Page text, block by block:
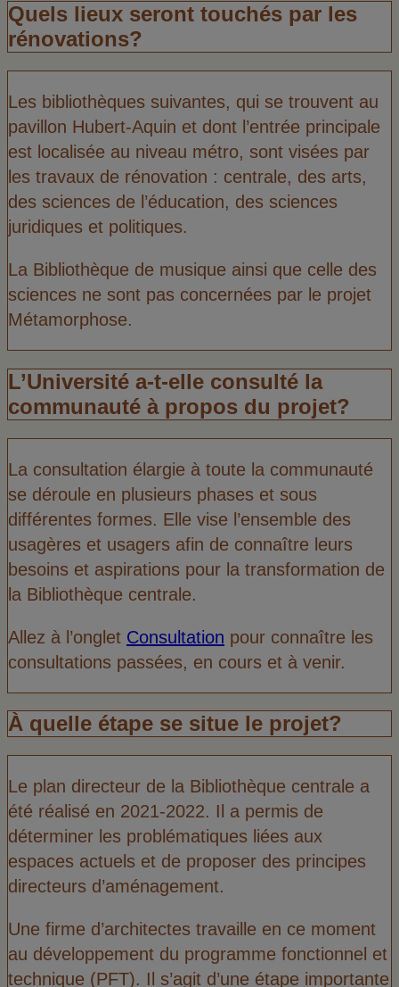
Quels lieux seront touchés par les
rénovations?
Les bibliothèques suivantes, qui se trouvent au
pavillon Hubert-Aquin et dont l’entrée principale
est localisée au niveau métro, sont visées par
les travaux de rénovation : centrale, des arts,
des sciences de l’éducation, des sciences
juridiques et politiques.
La Bibliothèque de musique ainsi que celle des
sciences ne sont pas concernées par le projet
Métamorphose.
L’Université a-t-elle consulté la
communauté à propos du projet?
La consultation élargie à toute la communauté
se déroule en plusieurs phases et sous
différentes formes. Elle vise l’ensemble des
usagères et usagers afin de connaître leurs
besoins et aspirations pour la transformation de
la Bibliothèque centrale.
Allez à l’onglet Consultation pour connaître les
consultations passées, en cours et à venir.
À quelle étape se situe le projet?
Le plan directeur de la Bibliothèque centrale a
été réalisé en 2021-2022. Il a permis de
déterminer les problématiques liées aux
espaces actuels et de proposer des principes
directeurs d’aménagement.
Une firme d’architectes travaille en ce moment
au développement du programme fonctionnel et
technique (PFT). Il s’agit d’une étape importante